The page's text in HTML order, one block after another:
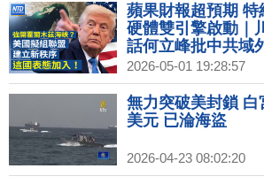
蘋果財報超預期
硬體雙引擎啟動｜
話何立峰批中共域
霍爾木茲海峽聯盟
終端需求警訊？半
工、IC設計紛漲價
2026-05-01 19:28:57
無力突破美封鎖
美元 已淪海盜
2026-04-23 08:02:20